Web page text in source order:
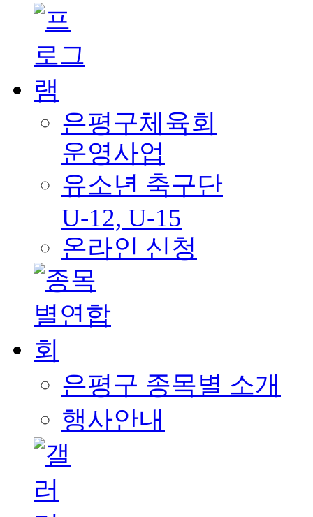
은평구체육회
운영사업
유소년 축구단
U-12, U-15
온라인 신청
은평구 종목별 소개
행사안내